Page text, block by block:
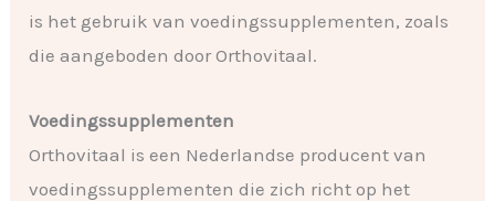
is het gebruik van voedingssupplementen, zoals
die aangeboden door Orthovitaal.
Voedingssupplementen
Orthovitaal is een Nederlandse producent van
voedingssupplementen die zich richt op het